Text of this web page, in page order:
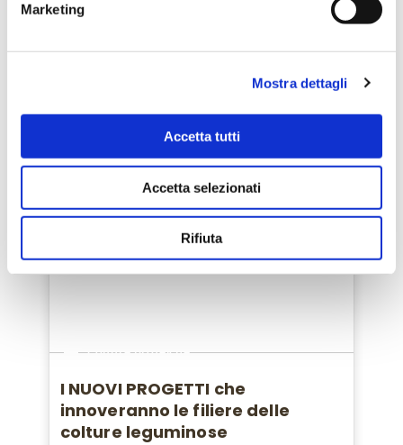
Marketing
Mostra dettagli
Accetta tutti
Accetta selezionati
Rifiuta
Colture proteiche
I NUOVI PROGETTI che
innoveranno le filiere delle
colture leguminose